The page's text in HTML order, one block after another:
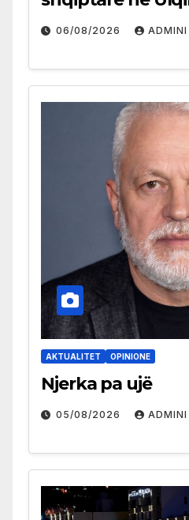
06/08/2026 ADMINI
AKTUALITET OPINIONE
Njerka pa ujë
05/08/2026 ADMINI